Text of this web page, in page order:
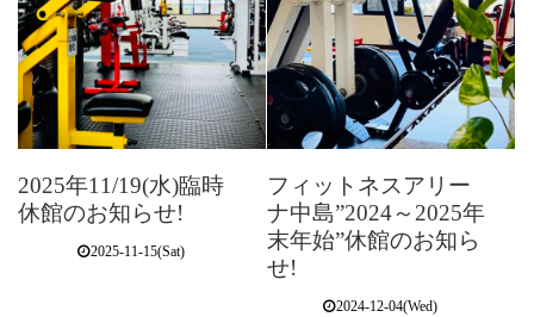
2025年11/19(水)臨時
休館のお知らせ!
2025-11-15(Sat)
フィットネスアリー
ナ中島”2024～2025年
末年始”休館のお知ら
せ!
2024-12-04(Wed)